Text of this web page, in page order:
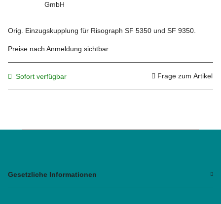
Orig. Einzugskupplung für Risograph SF 5350 und SF 9350.
Preise nach Anmeldung sichtbar
Sofort verfügbar Frage zum Artikel
Gesetzliche Informationen